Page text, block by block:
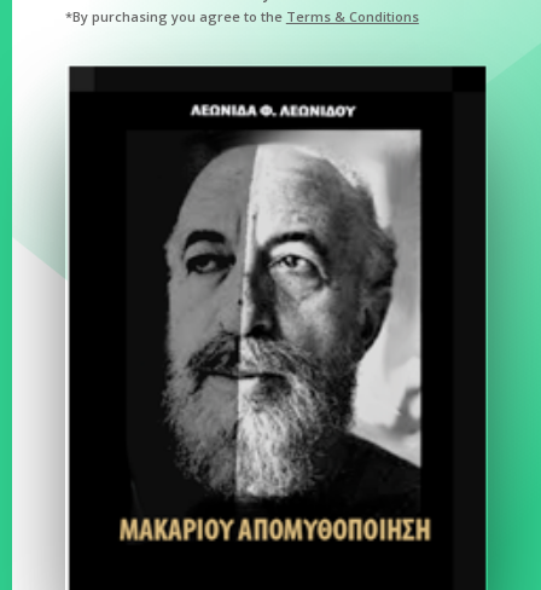
*By purchasing you agree to the Terms & Conditions